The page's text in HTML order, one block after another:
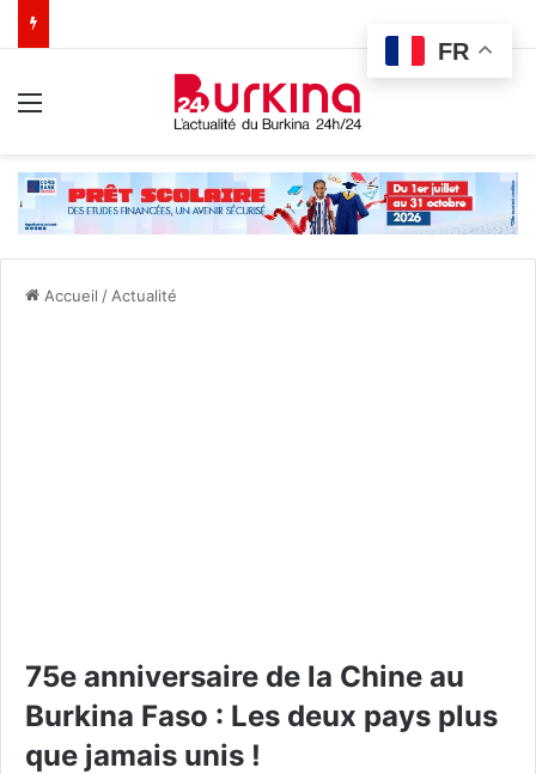
Accueil / Actualité
75e anniversaire de la Chine au
Burkina Faso : Les deux pays plus
que jamais unis !
FR